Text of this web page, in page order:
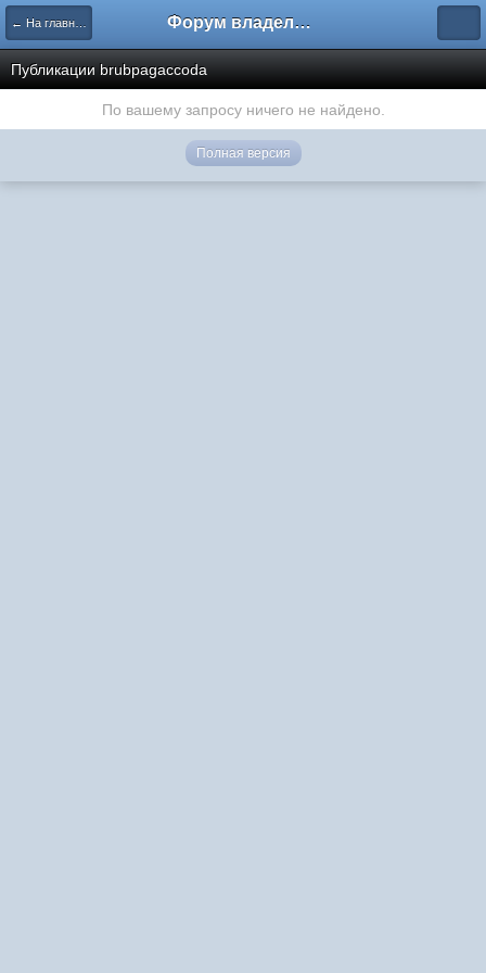
← На главную Форум владельцев интернет-магазинов
Публикации brubpagaccoda
По вашему запросу ничего не найдено.
Полная версия